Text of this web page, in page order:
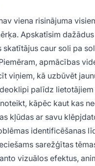
viena risinājuma
Apskatīsim
skatītājus caur soli pa
apmācības
viņiem, kā uzbūvēt
palīdz
kāpēc kaut kas
kļūdas ar savu
identificēšanas
sarežģītas
vizuālos efektus,